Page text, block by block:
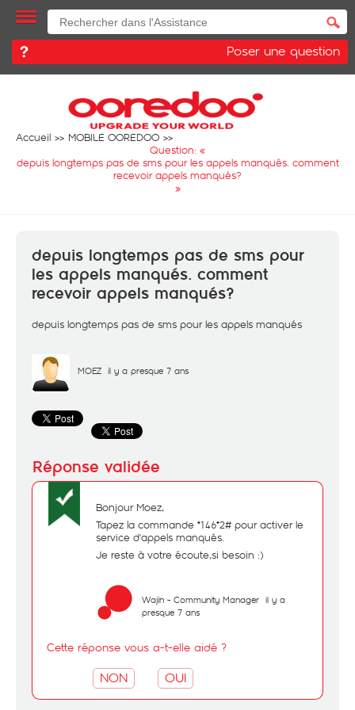
Poser une question
Accueil
MOBILE OOREDOO
Question: «
depuis longtemps pas de sms pour les appels manqués. comment
recevoir appels manqués?
»
depuis longtemps pas de sms pour
les appels manqués. comment
recevoir appels manqués?
depuis longtemps pas de sms pour les appels manqués
MOEZ il y a presque 7 ans
Bonjour Moez,
Tapez la commande *146*2# pour activer le
service d'appels manqués.
Je reste à votre écoute,si besoin :)
Wajih - Community Manager il y a
presque 7 ans
Cette réponse vous a-t-elle aidé ?
NON OUI